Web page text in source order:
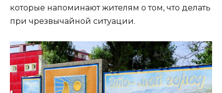
которые напоминают жителям о том, что делать
при чрезвычайной ситуации.